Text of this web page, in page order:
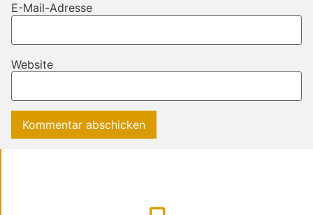
E-Mail-Adresse
Website